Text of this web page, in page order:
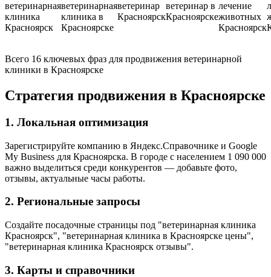
ветеринарная
клиника
Красноярск
ветеринарная
клиника в
Красноярске
ветеринар
Красноярск
ветеринар в
Красноярске
лечение
животных
Красноярск
Всего 16 ключевых фраз для продвижения ветеринарной
клиники в Красноярске
Стратегия продвижения в Красноярске
1. Локальная оптимизация
Зарегистрируйте компанию в Яндекс.Справочнике и Google
My Business для Красноярска. В городе с населением 1 090 000
важно выделиться среди конкурентов — добавьте фото,
отзывы, актуальные часы работы.
2. Региональные запросы
Создайте посадочные страницы под "ветеринарная клиника
Красноярск", "ветеринарная клиника в Красноярске цены",
"ветеринарная клиника Красноярск отзывы".
3. Карты и справочники